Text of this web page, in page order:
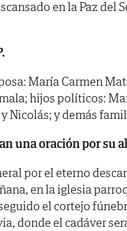
en la Paz del
María Carmen
hijos políticos:
Nicolás; y demás
una oración por su
por el eterno
en la iglesia
el cortejo
donde el cadáver